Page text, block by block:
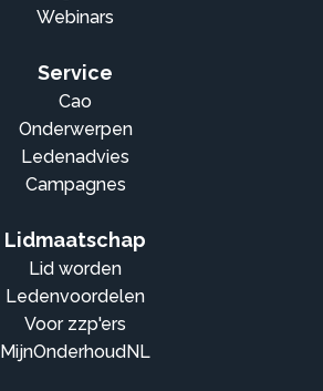
Webinars
Service
Cao
Onderwerpen
Ledenadvies
Campagnes
Lidmaatschap
Lid worden
Ledenvoordelen
Voor zzp'ers
MijnOnderhoudNL